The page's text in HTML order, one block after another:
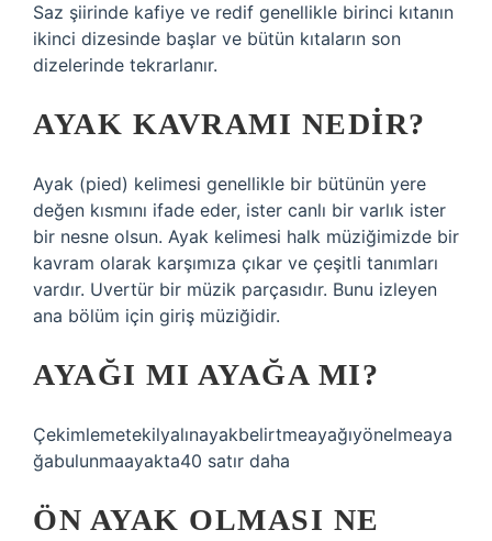
Saz şiirinde kafiye ve redif genellikle birinci kıtanın
ikinci dizesinde başlar ve bütün kıtaların son
dizelerinde tekrarlanır.
AYAK KAVRAMI NEDIR?
Ayak (pied) kelimesi genellikle bir bütünün yere
değen kısmını ifade eder, ister canlı bir varlık ister
bir nesne olsun. Ayak kelimesi halk müziğimizde bir
kavram olarak karşımıza çıkar ve çeşitli tanımları
vardır. Uvertür bir müzik parçasıdır. Bunu izleyen
ana bölüm için giriş müziğidir.
AYAĞI MI AYAĞA MI?
Çekimlemetekilyalınayakbelirtmeayağıyönelmeaya
ğabulunmaayakta40 satır daha
ÖN AYAK OLMASI NE